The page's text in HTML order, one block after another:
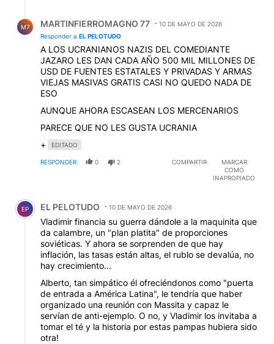
M7 MARTINFIERROMAGNO 77
10 DE MAYO DE 2026
Responder a EL PELOTUDO
A LOS UCRANIANOS NAZIS DEL COMEDIANTE
JAZARO LES DAN CADA AÑO 500 MIL MILLONES DE
USD DE FUENTES ESTATALES Y PRIVADAS Y ARMAS
VIEJAS MASIVAS GRATIS CASI NO QUEDO NADA DE
ESO
AUNQUE AHORA ESCASEAN LOS MERCENARIOS
PARECE QUE NO LES GUSTA UCRANIA
+
EDITADO
RESPONDER 0 2 COMPARTIR
MARCAR
COMO
INAPROPIADO
Comentario de EL PELOTUDO.
EP EL PELOTUDO 10 DE MAYO DE 2026
Vladimir financia su guerra dándole a la maquinita que
da calambre, un "plan platita" de proporciones
soviéticas. Y ahora se sorprenden de que hay
inflación, las tasas están altas, el rublo se devalúa, no
hay crecimiento...
Alberto, tan simpático él ofreciéndonos como "puerta
de entrada a América Latina", le tendría que haber
organizado una reunión con Massita y capaz le
servían de anti-ejemplo. O no, y Vladimir los invitaba a
tomar el té y la historia por estas pampas hubiera sido
otra!